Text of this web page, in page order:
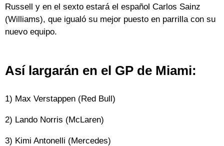
Russell y en el sexto estará el español Carlos Sainz
(Williams), que igualó su mejor puesto en parrilla con su
nuevo equipo.
Así largarán en el GP de Miami:
1) Max Verstappen (Red Bull)
2) Lando Norris (McLaren)
3) Kimi Antonelli (Mercedes)